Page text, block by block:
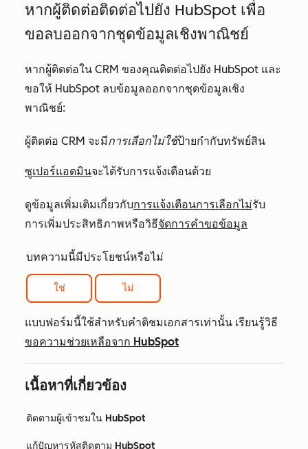
หากผู้ติดต่อติดต่อไปยัง HubSpot เพื่อ
ขอลบออกจากชุดข้อมูลเชิงพาณิชย์
หากผู้ติดต่อใน CRM ของคุณติดต่อไปยัง HubSpot และ
ขอให้ HubSpot ลบข้อมูลออกจากชุดข้อมูลเชิง
พาณิชย์:
ผู้ติดต่อ CRM จะมีการเลือกไม่ใช้ป้ายกำกับทรัพย์สิน
ซูเปอร์แอดมินจะได้รับการแจ้งเตือนด้วย
ดูข้อมูลเพิ่มเติมเกี่ยวกับการแจ้งเตือนการเลือกไม่รับ
การเพิ่มประสิทธิภาพหรือวิธีจัดการคำขอข้อมูล
บทความนี้มีประโยชน์หรือไม่
ใช่ ไม่
แบบฟอร์มนี้ใช้สำหรับคำติชมเอกสารเท่านั้น เรียนรู้วิธี
ขอความช่วยเหลือจาก HubSpot
เนื้อหาที่เกี่ยวข้อง
ติดตามผู้เข้าชมใน HubSpot
แก้ปัญหารหัสติดตาม HubSpot